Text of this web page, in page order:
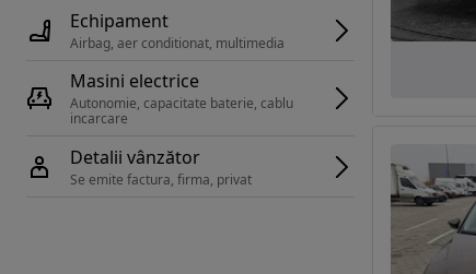
Echipament
Airbag, aer conditionat, multimedia
Masini electrice
Autonomie, capacitate baterie, cablu
Detalii vânzător
Se emite factura, firma, privat